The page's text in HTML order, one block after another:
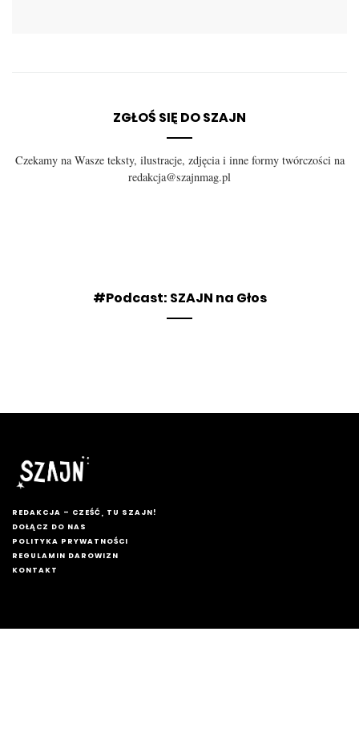
ZGŁOŚ SIĘ DO SZAJN
Czekamy na Wasze teksty, ilustracje, zdjęcia i inne formy twórczości na
redakcja@szajnmag.pl
#Podcast: SZAJN na Głos
REDAKCJA – CZEŚĆ, TU SZAJN!
DOŁĄCZ DO NAS
POLITYKA PRYWATNOŚCI
REGULAMIN DAROWIZN
KONTAKT